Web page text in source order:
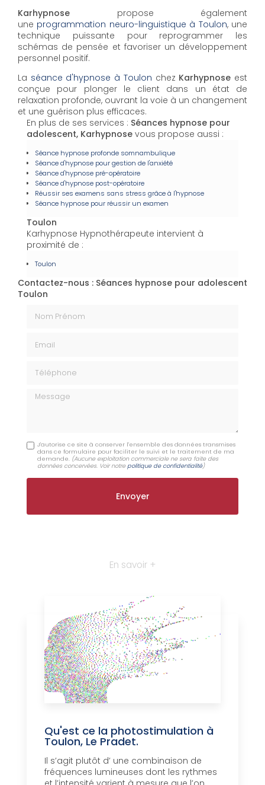
Karhypnose propose également
une programmation neuro-linguistique à Toulon, une
technique puissante pour reprogrammer les
schémas de pensée et favoriser un développement
personnel positif.
La séance d'hypnose à Toulon chez Karhypnose est
conçue pour plonger le client dans un état de
relaxation profonde, ouvrant la voie à un changement
et une guérison plus efficaces.
En plus de ses services : Séances hypnose pour
adolescent, Karhypnose vous propose aussi :
Séance hypnose profonde somnambulique
Séance d'hypnose pour gestion de l'anxiété
Séance d'hypnose pré-opératoire
Séance d'hypnose post-opératoire
Réussir ses examens sans stress grâce à l'hypnose
Séance hypnose pour réussir un examen
Toulon
Karhypnose Hypnothérapeute intervient à
proximité de :
Toulon
Contactez-nous : Séances hypnose pour adolescent
Toulon
Message
J'autorise ce site à conserver l'ensemble des données transmises
dans ce formulaire pour faciliter le suivi et le traitement de ma
demande. (Aucune exploitation commerciale ne sera faite des
données concervées. Voir notrepolitique de confidentialité)
En savoir +
Qu'est ce la photostimulation à
Toulon, Le Pradet.
Il s’agit plutôt d’ une combinaison de
fréquences lumineuses dont les rythmes